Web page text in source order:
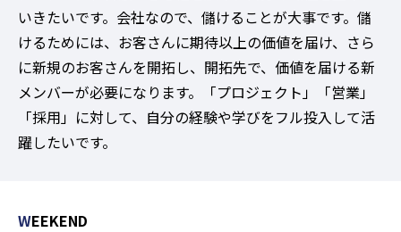
いきたいです。会社なので、儲けることが大事です。儲
けるためには、お客さんに期待以上の価値を届け、さら
に新規のお客さんを開拓し、開拓先で、価値を届ける新
メンバーが必要になります。「プロジェクト」「営業」
「採用」に対して、自分の経験や学びをフル投入して活
躍したいです。
WEEKEND